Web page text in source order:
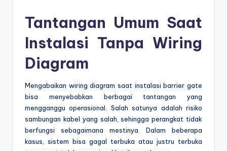
Tantangan Umum Saat
Instalasi Tanpa Wiring
Diagram
Mengabaikan wiring diagram saat instalasi barrier gate
bisa menyebabkan berbagai tantangan yang
mengganggu operasional. Salah satunya adalah risiko
sambungan kabel yang salah, sehingga perangkat tidak
berfungsi sebagaimana mestinya. Dalam beberapa
kasus, sistem bisa gagal terbuka atau justru terbuka